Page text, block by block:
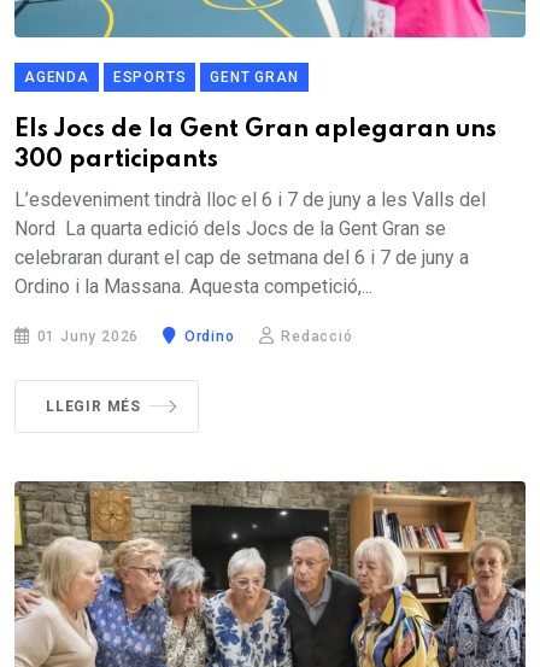
AGENDA ESPORTS GENT GRAN
Els Jocs de la Gent Gran aplegaran uns
300 participants
L’esdeveniment tindrà lloc el 6 i 7 de juny a les Valls del
Nord La quarta edició dels Jocs de la Gent Gran se
celebraran durant el cap de setmana del 6 i 7 de juny a
Ordino i la Massana. Aquesta competició,...
01 Juny 2026 Ordino Redacció
LLEGIR MÉS